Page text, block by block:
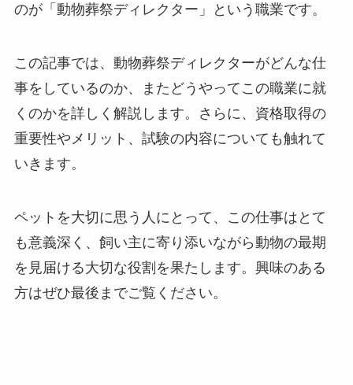
のが「動物葬祭ディレクター」という職業です。
この記事では、動物葬祭ディレクターがどんな仕
事をしているのか、またどうやってこの職業に就
くのかを詳しく解説します。さらに、資格取得の
重要性やメリット、試験の内容についても触れて
いきます。
ペットを大切に思う人にとって、この仕事はとて
も意義深く、飼い主に寄り添いながら動物の最期
を見届ける大切な役割を果たします。興味のある
方はぜひ最後までご覧ください。